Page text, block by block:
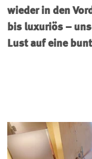
wieder in den
bis luxuriös –
Lust auf eine